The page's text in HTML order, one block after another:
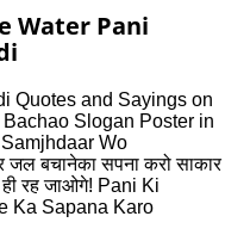
Water Pani
Quotes and Sayings on
Slogan Poster in
Wo
जल बचानेका सपना करो साकार
ही रह जाओगे! Pani Ki
Ka Sapana Karo